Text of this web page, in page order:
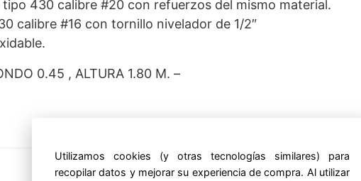
430 calibre #20 con refuerzos del mismo material.
calibre #16 con tornillo nivelador de 1/2″
0.45 , ALTURA 1.80 M. –
Utilizamos cookies (y otras tecnologías similares) para
recopilar datos y mejorar su experiencia de compra. Al utilizar